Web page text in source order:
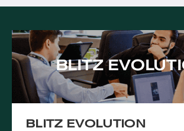
BLITZ
BLITZ EVOLUTION